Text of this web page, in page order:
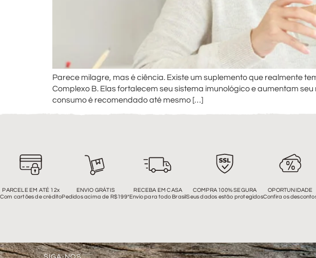
Parece milagre, mas é ciência. Existe um suplemento que realmente
Complexo B. Elas fortalecem seu sistema imunológico e aumentam
consumo é recomendado até mesmo […]
PARCELE EM ATÉ 12x
Com cartões de crédito
ENVIO GRÁTIS
Pedidos acima de R$199*
RECEBA EM CASA
Envio para todo Brasil
COMPRA 100% SEGURA
Seus dados estão protegidos
OPORTUNIDADE
Confira os